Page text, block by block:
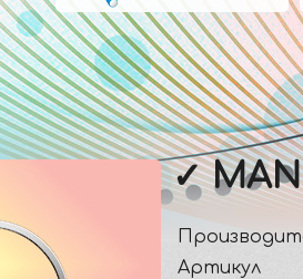
✓
Артикул